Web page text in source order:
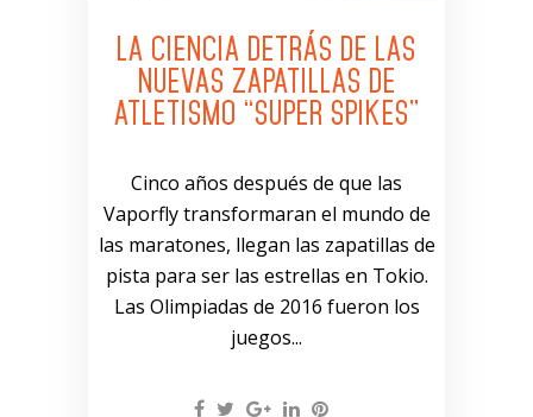
LA CIENCIA DETRÁS DE LAS
NUEVAS ZAPATILLAS DE
ATLETISMO “SUPER SPIKES”
Cinco años después de que las
Vaporfly transformaran el mundo de
las maratones, llegan las zapatillas de
pista para ser las estrellas en Tokio.
Las Olimpiadas de 2016 fueron los
juegos...